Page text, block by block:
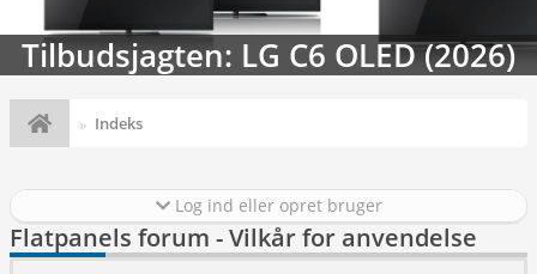
Tilbudsjagten: LG C6 OLED (2026)
Indeks
Log ind eller opret bruger
Flatpanels forum - Vilkår for anvendelse